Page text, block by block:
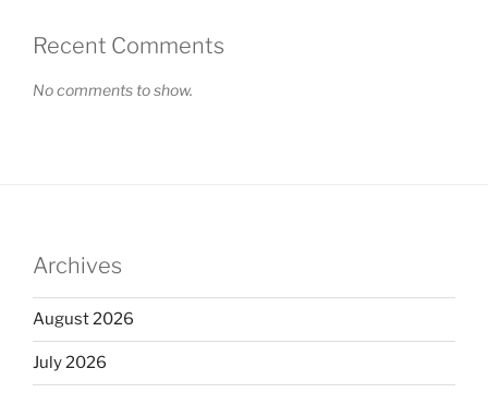
Recent Comments
No comments to show.
Archives
August 2026
July 2026